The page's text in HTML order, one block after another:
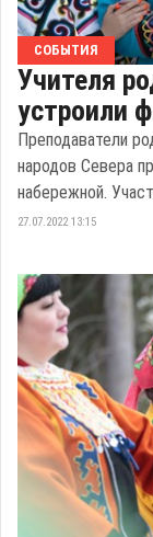
СОБЫТИЯ
Учителя
устроили
Преподаватели
народов Севера
набережной.
27.07.2022 13:15